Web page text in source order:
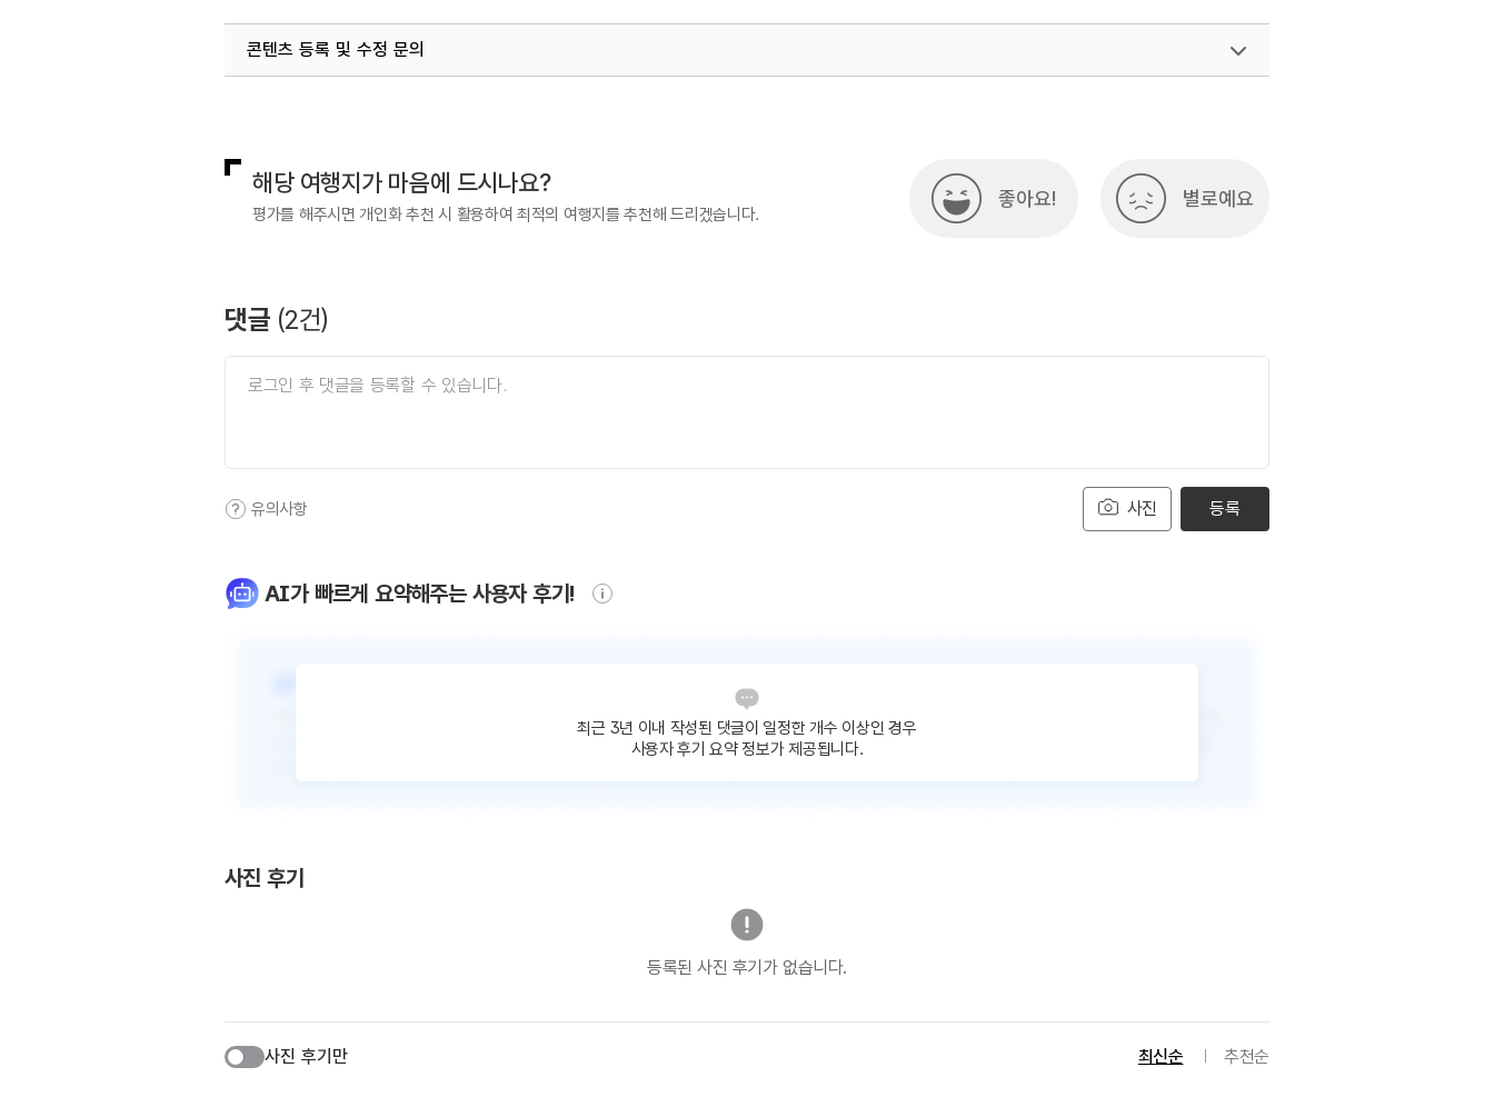
콘텐츠 등록 및 수정 문의
해당 여행지가 마음에 드시나요?
평가를 해주시면 개인화 추천 시 활용하여 최적의 여행지를 추천해 드리겠습니다.
좋아요! 별로예요
댓글 (2건)
사진
유의사항 등록
AI가 빠르게 요약해주는 사용자 후기!
최근 3년 이내 작성된 댓글이 일정한 개수 이상인 경우
사용자 후기 요약 정보가 제공됩니다.
사진 후기
등록된 사진 후기가 없습니다.
사진 후기만 최신순 추천순